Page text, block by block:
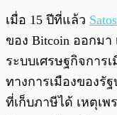
เมื่อ 15 ปีที่แล้ว
ของ Bitcoin ออกม
ระบบเศรษฐกิจการ
ทางการเมืองของรั
ที่เก็บภาษีได้ เหตุเ